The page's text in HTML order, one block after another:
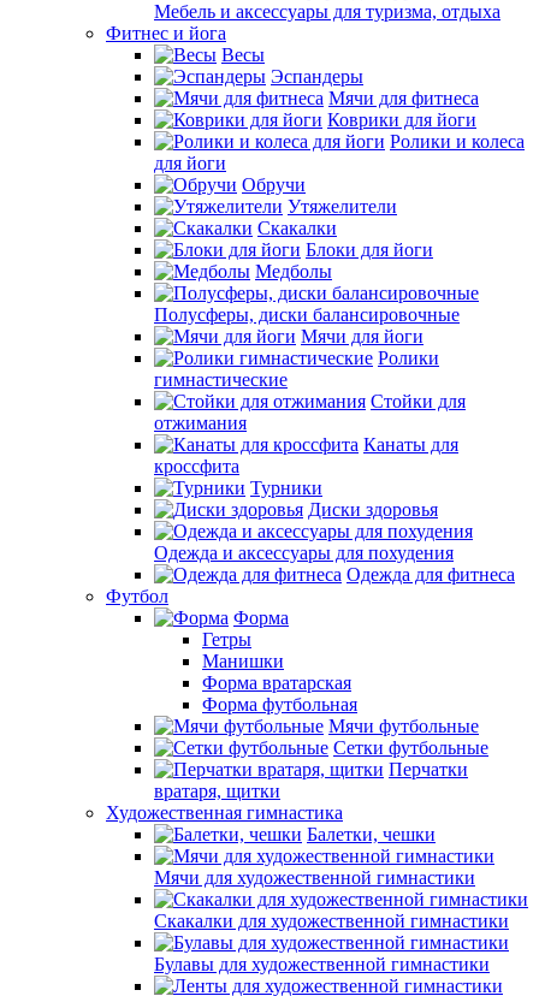
Мебель и аксессуары для туризма, отдыха
Фитнес и йога
Весы
Эспандеры
Мячи для фитнеса
Коврики для йоги
Ролики и колеса
для йоги
Обручи
Утяжелители
Скакалки
Блоки для йоги
Медболы
Полусферы, диски балансировочные
Мячи для йоги
Ролики
гимнастические
Стойки для
отжимания
Канаты для
кроссфита
Турники
Диски здоровья
Одежда и аксессуары для похудения
Одежда для фитнеса
Футбол
Форма
Гетры
Манишки
Форма вратарская
Форма футбольная
Мячи футбольные
Сетки футбольные
Перчатки
вратаря, щитки
Художественная гимнастика
Балетки, чешки
Мячи для художественной гимнастики
Скакалки для художественной гимнастики
Булавы для художественной гимнастики